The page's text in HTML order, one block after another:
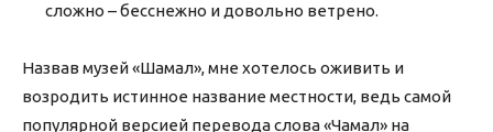
сложно – бесснежно и довольно ветрено.
Назвав музей «Шамал», мне хотелось оживить и
возродить истинное название местности, ведь самой
популярной версией перевода слова «Чамал» на